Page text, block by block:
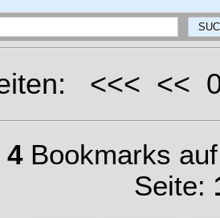
<<< <<
4Bookmarks
Seite: